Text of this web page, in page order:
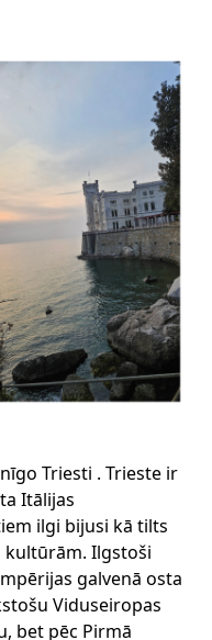
Triesti . Trieste ir
Itālijas
ilgi bijusi kā tilts
Ilgstoši
galvenā osta
Viduseiropas
bet pēc Pirmā